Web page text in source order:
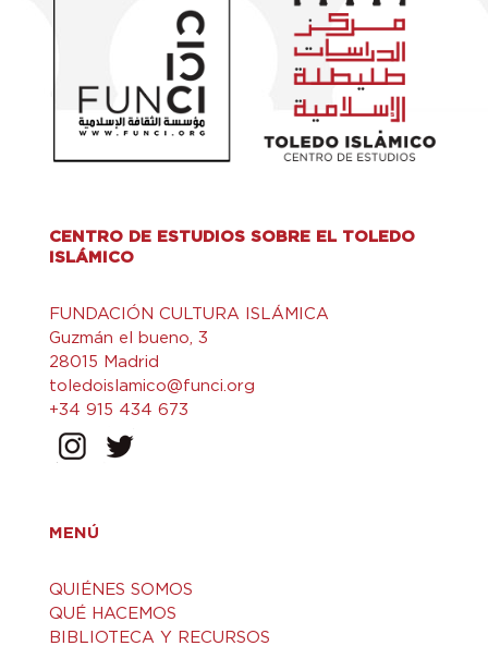
CENTRO DE ESTUDIOS SOBRE EL TOLEDO
ISLÁMICO
FUNDACIÓN CULTURA ISLÁMICA
Guzmán el bueno, 3
28015 Madrid
toledoislamico@funci.org
+34 915 434 673
MENÚ
QUIÉNES SOMOS
QUÉ HACEMOS
BIBLIOTECA Y RECURSOS